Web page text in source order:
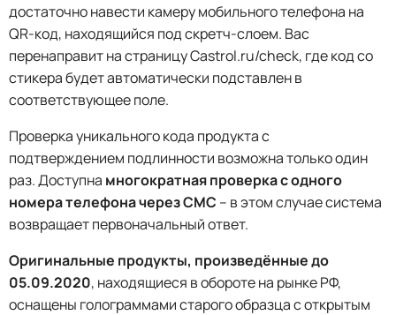
достаточно навести камеру мобильного телефона на
QR-код, находящийся под скретч-слоем. Вас
перенаправит на страницу Castrol.ru/check, где код со
стикера будет автоматически подставлен в
соответствующее поле.
Проверка уникального кода продукта с
подтверждением подлинности возможна только один
раз. Доступна многократная проверка с одного
номера телефона через СМС – в этом случае система
возвращает первоначальный ответ.
Оригинальные продукты, произведённые до
05.09.2020, находящиеся в обороте на рынке РФ,
оснащены голограммами старого образца с открытым